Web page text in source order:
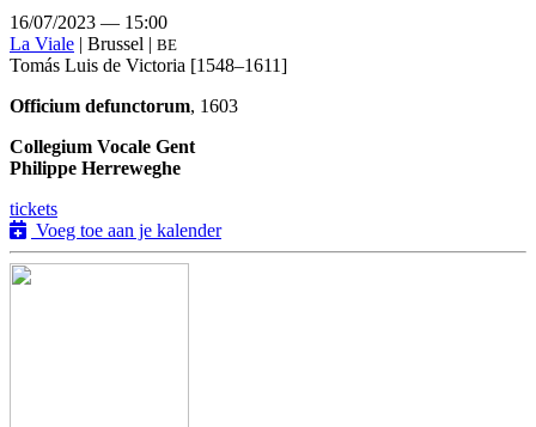
16/07/2023 — 15:00
La Viale | Brussel | BE
Tomás Luis de Victoria [1548–1611]
Officium defunctorum, 1603
Collegium Vocale Gent
Philippe Herreweghe
tickets
Voeg toe aan je kalender